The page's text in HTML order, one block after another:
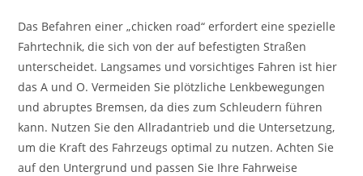
Das Befahren einer „chicken road“ erfordert eine spezielle
Fahrtechnik, die sich von der auf befestigten Straßen
unterscheidet. Langsames und vorsichtiges Fahren ist hier
das A und O. Vermeiden Sie plötzliche Lenkbewegungen
und abruptes Bremsen, da dies zum Schleudern führen
kann. Nutzen Sie den Allradantrieb und die Untersetzung,
um die Kraft des Fahrzeugs optimal zu nutzen. Achten Sie
auf den Untergrund und passen Sie Ihre Fahrweise